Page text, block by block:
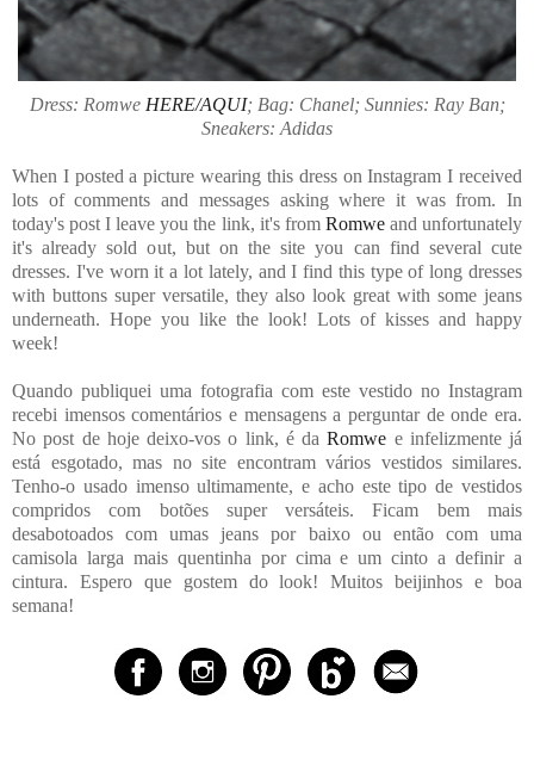
Dress: Romwe HERE/AQUI; Bag: Chanel; Sunnies: Ray Ban;
Sneakers: Adidas
When I posted a picture wearing this dress on Instagram I received
lots of comments and messages asking where it was from. In
today's post I leave you the link, it's from Romweand unfortunately
it's already sold out, but on the site you can find several cute
dresses. I've worn it a lot lately, and I find this type of long dresses
with buttons super versatile, they also look great with some jeans
underneath. Hope you like the look! Lots of kisses and happy
week!
Quando publiquei uma fotografia com este vestido no Instagram
recebi imensos comentários e mensagens a perguntar de onde era.
No post de hoje deixo-vos o link, é daRomwe e infelizmente já
está esgotado, mas no site encontram vários vestidos similares.
Tenho-o usado imenso ultimamente, e acho este tipo de vestidos
compridos com botões super versáteis. Ficam bem mais
desabotoados com umas jeans por baixo ou então com uma
camisola larga mais quentinha por cima e um cinto a definir a
cintura. Espero que gostem do look! Muitos beijinhos e boa
semana!